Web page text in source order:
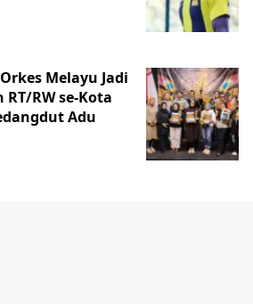
Melayu Jadi
RW se-Kota
Adu